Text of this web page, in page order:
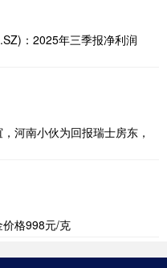
：2025年三季报净利润
河南小伙为回报瑞士房东，
格998元/克